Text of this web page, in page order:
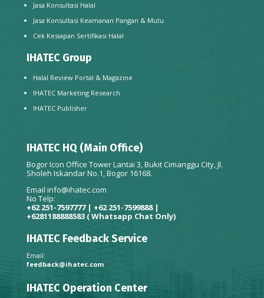
Jasa Konsultasi Halal
Jasa Konsultasi Keamanan Pangan & Mutu
Cek Kesiapan Sertifikasi Halal
IHATEC Group
Halal Review Portal & Magazine
IHATEC Marketing Research
IHATEC Publisher
IHATEC HQ (Main Office)
Bogor Icon Office Tower Lantai 3, Bukit Cimanggu City, Jl.
Sholeh Iskandar No.1, Bogor 16168.
Email info@ihatec.com
No Telp:
+62 251-7597777 | +62 251-7599888 |
+6281188888583 ( Whatsapp Chat Only)
IHATEC Feedback Service
Email:
feedback@ihatec.com
IHATEC Operation Center